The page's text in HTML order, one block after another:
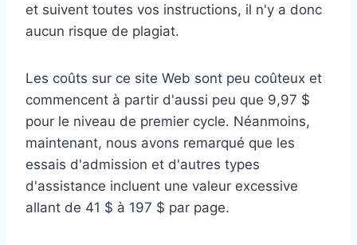
et suivent toutes vos instructions, il n'y a donc
aucun risque de plagiat.
Les coûts sur ce site Web sont peu coûteux et
commencent à partir d'aussi peu que 9,97 $
pour le niveau de premier cycle. Néanmoins,
maintenant, nous avons remarqué que les
essais d'admission et d'autres types
d'assistance incluent une valeur excessive
allant de 41 $ à 197 $ par page.